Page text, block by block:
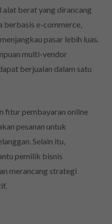
alat berat yang dirancang
berbasis e-commerce,
pasar lebih luas.
multi-vendor
berjualan dalam satu
fitur pembayaran online
pesanan untuk
Selain itu,
pemilik bisnis
merancang strategi